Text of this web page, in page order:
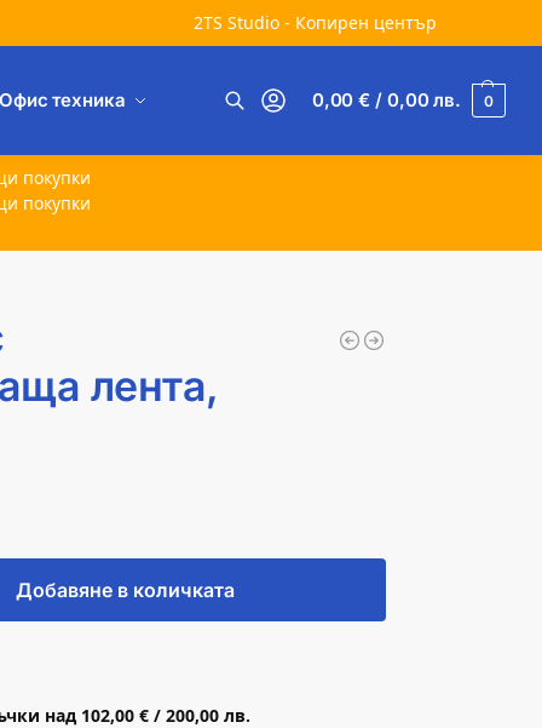
2TS Studio - Копирен център
техника 0,00€ / 0,00лв. 0
покупки
покупки
лента,
Добавяне в количката
над 102,00 € / 200,00 лв.